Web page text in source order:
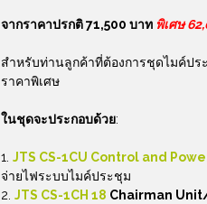
จากราคาปรกติ 71,500 บาท พิเศษ
สำหรับท่านลูกค้าที่ต้องการชุดไมค์ป
ราคาพิเศษ
ในชุดจะประกอบด้วย:
JTS CS-1CU Control and
จ่ายไฟระบบไมค์ประชุม
JTS CS-1CH 18 Chairman